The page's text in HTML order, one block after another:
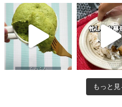
もっと見